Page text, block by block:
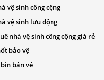
vệ sinh công cộng
vệ sinh lưu động
nhà vệ sinh công cộng giá rẻ
bảo vệ
bán vé